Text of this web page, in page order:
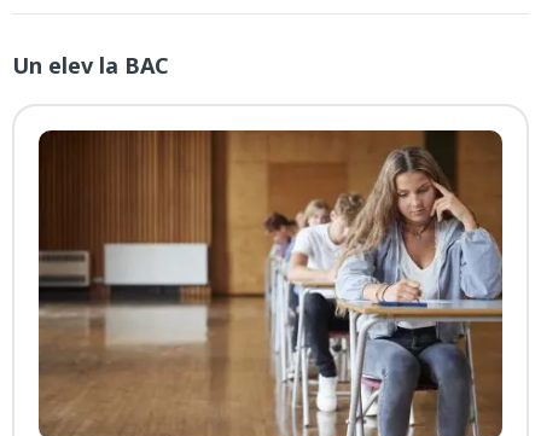
Un elev la BAC